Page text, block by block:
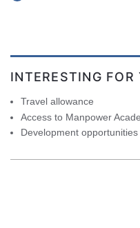
INTERESTING FOR
Travel allowance
Access to Manpower
Development opportunities